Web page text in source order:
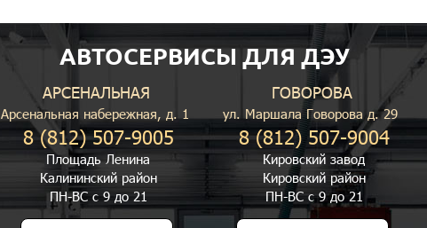
АВТОСЕРВИСЫ ДЛЯ ДЭУ
АРСЕНАЛЬНАЯ
Арсенальная набережная, д. 1
8 (812) 507-9005
Площадь Ленина
Калининский район
ПН-ВС с 9 до 21
ГОВОРОВА
ул. Маршала Говорова д. 29
8 (812) 507-9004
Кировский завод
Кировский район
ПН-ВС с 9 до 21